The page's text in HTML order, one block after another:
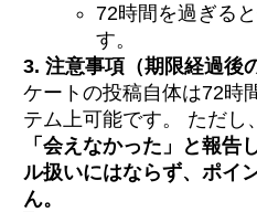
72時間を過ぎる
す。
3. 注意事項（期限経過後
ケートの投稿自体は72時
テム上可能です。 ただし、
「会えなかった」と報告
ル扱いにはならず、ポイ
ん。